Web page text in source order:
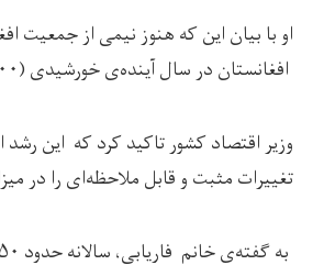
او با بیان این که هنوز نیمی از
افغانستان در سال آینده‌ی خورشیدی (۱۴۰۰) رشد مثبت اقتصادی ۲.۵ تا سه درصدی را خواهد داشت.”
وزیر اقتصاد کشور تاکید کرد که این
تغییرات مثبت و قابل ملاحظه‌ای را در
به گفته‌ی خانم فاریابی، سالانه حدود ۶۵۰ هزار نفر به جمعیت کشور افزوده می‌شوند.